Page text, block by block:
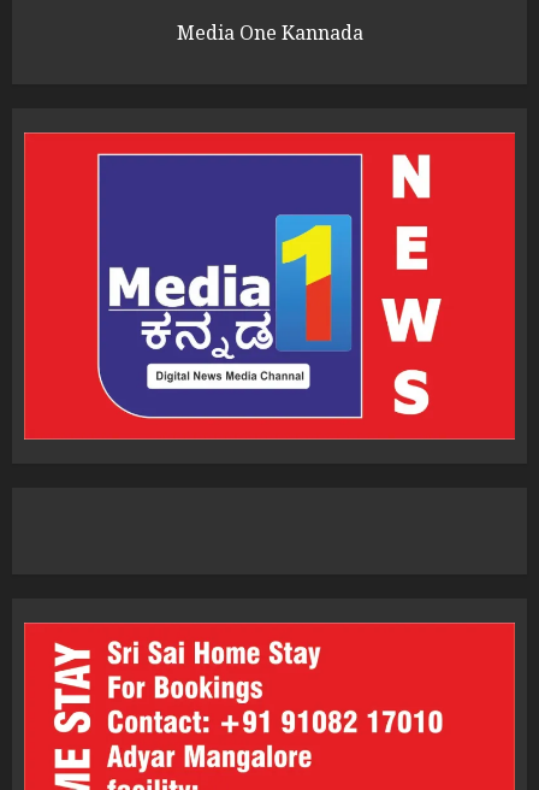
Media One Kannada